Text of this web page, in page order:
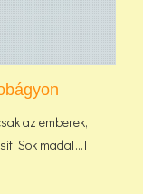
az emberek,
Sok mada[...]